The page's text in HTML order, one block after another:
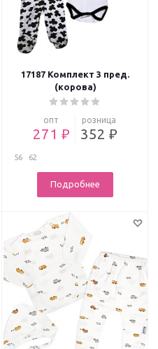
17187 Комплект 3 пред.
(корова)
опт
271 ₽
розница
352 ₽
56 62
Подробнее